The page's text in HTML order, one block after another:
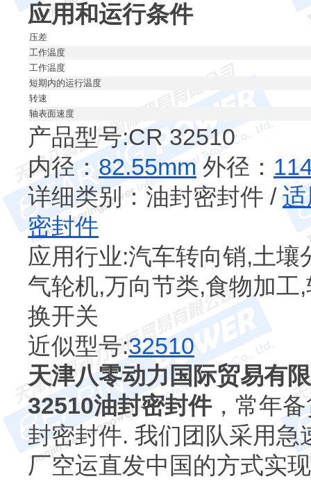
应用和运行条件
压差
工作温度
工作温度
短期内的运行温度
转速
轴表面速度
产品型号:CR 32510
内径： 82.55mm外径：
详细类别：油封密封件 /
密封件
应用行业:汽车转向销,土
气轮机,万向节类,食物加
换开关
近似型号:32510
天津八零动力国际贸易有
32510油封密封件，常年
封密封件. 我们团队采用
厂空运直发中国的方式实